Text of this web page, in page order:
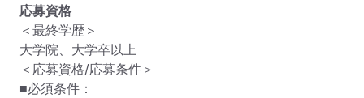
応募資格
＜最終学歴＞
大学院、大学卒以上
＜応募資格/応募条件＞
■必須条件：